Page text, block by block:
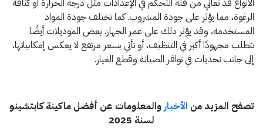
الأنواع قد تعاني من قلة التحكم في الإعدادات مثل درجة الحرارة أو كثافة
الرغوة، مما يؤثر على جودة المشروب. كما تختلف جودة المواد
المستخدمة، وقد يؤثر ذلك على عمر الجهاز. بعض الموديلات أيضًا
تتطلب مجهودًا أكبر في التنظيف، أو تأتي بسعر مرتفع لا يعكس إمكانياتها،
إلى جانب تحديات في توافر الصيانة وقطع الغيار.
تصفح المزيد من الأخباروالمعلومات عن أفضل ماكينة كابتشينو
لسنة 2025